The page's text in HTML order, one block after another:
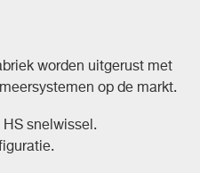
worden uitgerust met
op de markt.
snelwissel.